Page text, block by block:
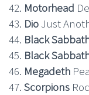
42. Motorhead
43. Dio Just
44. Black
45. Black
46. Megadeth
47. Scorpions